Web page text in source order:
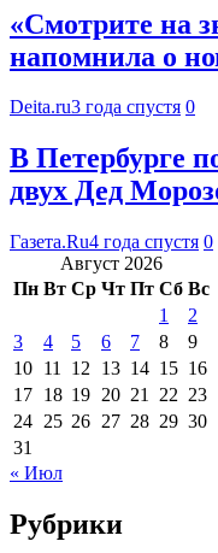
«Смотрите на
напомнила о
Deita.ru3 года спустя 0
В Петербурге
двух Дед
Газета.Ru4 года спустя 0
Август 2026
Пн Вт Ср Чт Пт Сб Вс
1
2
3
4 5 6 7 8
9
10 11 12 13 14 15 16
17 18 19 20 21 22 23
24 25 26 27 28 29 30
31
« Июл
Рубрики